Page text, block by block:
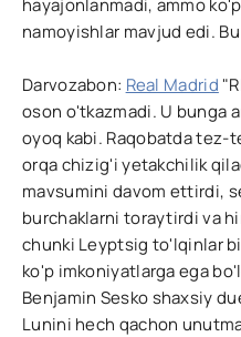
namoyishlar mavjud edi.
Darvozabon: Real Madrid
oson o'tkazmadi. U bunga
oyoq kabi. Raqobatda tez-
orqa chizig'i yetakchilik
mavsumini davom ettirdi,
burchaklarni toraytirdi va
chunki Leyptsig to'lqinlar
ko'p imkoniyatlarga ega
Benjamin Sesko shaxsiy
Lunini hech qachon